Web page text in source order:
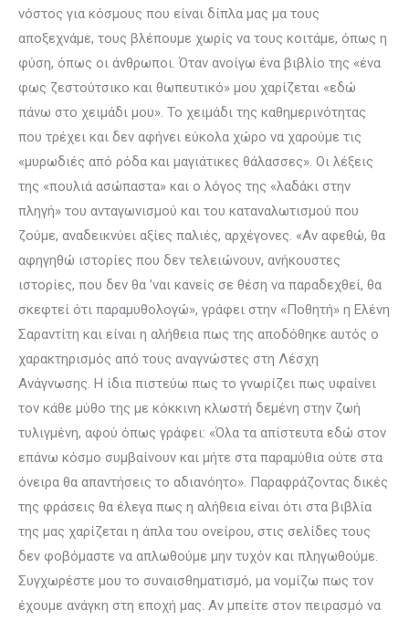
νόστος για κόσμους που είναι δίπλα μας μα τους
αποξεχνάμε, τους βλέπουμε χωρίς να τους κοιτάμε, όπως η
φύση, όπως οι άνθρωποι. Όταν ανοίγω ένα βιβλίο της «ένα
φως ζεστούτσικο και θωπευτικό» μου χαρίζεται «εδώ
πάνω στο χειμάδι μου». Το χειμάδι της καθημερινότητας
που τρέχει και δεν αφήνει εύκολα χώρο να χαρούμε τις
«μυρωδιές από ρόδα και μαγιάτικες θάλασσες». Οι λέξεις
της «πουλιά ασώπαστα» και ο λόγος της «λαδάκι στην
πληγή» του ανταγωνισμού και του καταναλωτισμού που
ζούμε, αναδεικνύει αξίες παλιές, αρχέγονες. «Αν αφεθώ, θα
αφηγηθώ ιστορίες που δεν τελειώνουν, ανήκουστες
ιστορίες, που δεν θα ’ναι κανείς σε θέση να παραδεχθεί, θα
σκεφτεί ότι παραμυθολογώ», γράφει στην «Ποθητή» η Ελένη
Σαραντίτη και είναι η αλήθεια πως της αποδόθηκε αυτός ο
χαρακτηρισμός από τους αναγνώστες στη Λέσχη
Ανάγνωσης. Η ίδια πιστεύω πως το γνωρίζει πως υφαίνει
τον κάθε μύθο της με κόκκινη κλωστή δεμένη στην ζωή
τυλιγμένη, αφού όπως γράφει: «Όλα τα απίστευτα εδώ στον
επάνω κόσμο συμβαίνουν και μήτε στα παραμύθια ούτε στα
όνειρα θα απαντήσεις το αδιανόητο». Παραφράζοντας δικές
της φράσεις θα έλεγα πως η αλήθεια είναι ότι στα βιβλία
της μας χαρίζεται η άπλα του ονείρου, στις σελίδες τους
δεν φοβόμαστε να απλωθούμε μην τυχόν και πληγωθούμε.
Συγχωρέστε μου το συναισθηματισμό, μα νομίζω πως τον
έχουμε ανάγκη στη εποχή μας. Αν μπείτε στον πειρασμό να